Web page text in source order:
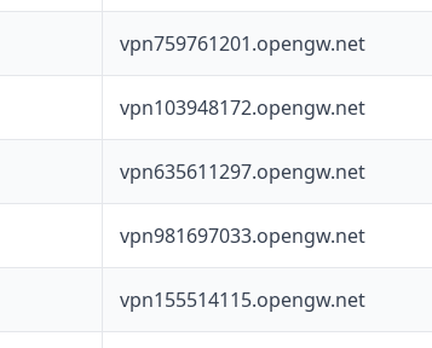
vpn759761201.opengw.net
vpn103948172.opengw.net
vpn635611297.opengw.net
vpn981697033.opengw.net
vpn155514115.opengw.net